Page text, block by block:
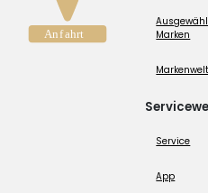
Marken
Markenwelt
Service
App